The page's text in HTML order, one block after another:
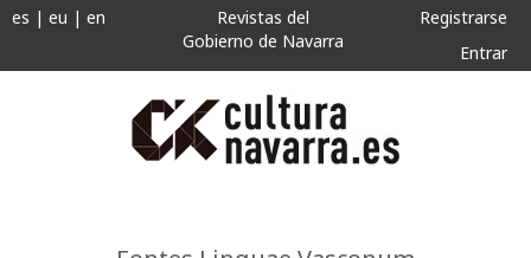
es | eu | en
Revistas del
Gobierno de Navarra
Registrarse
Entrar